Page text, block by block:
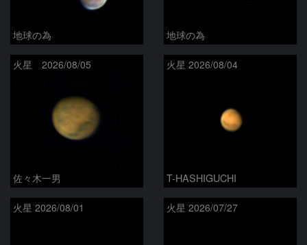
地球の為 地球の為
火星 2026/08/05
佐々木一男
火星 2026/08/04
T-HASHIGUCHI
火星 2026/08/01 火星 2026/07/27